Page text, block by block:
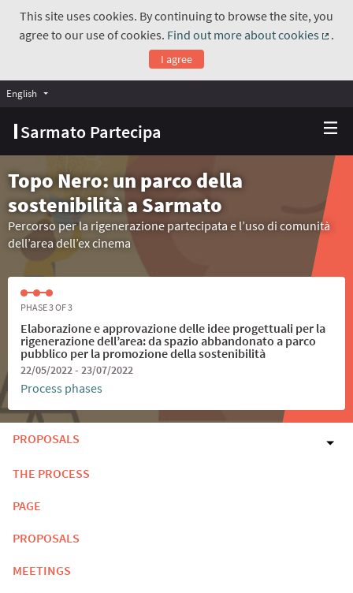
This site uses cookies. By continuing to browse the site, you
agree to our use of cookies. Find out more about cookies
.
I agree
Sarmato Partecipa
English Choose language
Topo Nero: un parco della
sostenibilità a Sarmato
Percorso per la rigenerazione partecipata e l’uso di comunità
dell’area dell’ex cinema
PHASE 3 OF 3
Elaborazione e approvazione delle idee progettuali per la
rigenerazione dell’area: da spazio abbandonato a parco
pubblico per la promozione della sostenibilità
22/05/2022 - 23/07/2022
Process phases
PROPOSALS
THE PROCESS
PAGE
PROPOSALS
MEETINGS